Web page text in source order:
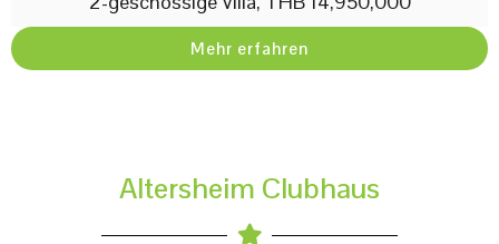
Mehr erfahren
Altersheim Clubhaus